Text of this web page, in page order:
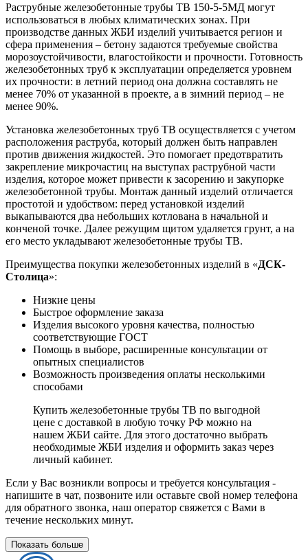
Раструбные железобетонные трубы ТВ 150-5-5МД могут
использоваться в любых климатических зонах. При
производстве данных ЖБИ изделий учитывается регион и
сфера применения – бетону задаются требуемые свойства
морозоустойчивости, влагостойкости и прочности. Готовность
железобетонных труб к эксплуатации определяется уровнем
их прочности: в летний период она должна составлять не
менее 70% от указанной в проекте, а в зимний период – не
менее 90%.
Установка железобетонных труб ТВ осуществляется с учетом
расположения раструба, который должен быть направлен
против движения жидкостей. Это помогает предотвратить
закрепление микрочастиц на выступах раструбной части
изделия, которое может привести к засорению и закупорке
железобетонной трубы. Монтаж данный изделий отличается
простотой и удобством: перед установкой изделий
выкапываются два небольших котлована в начальной и
конченой точке. Далее режущим щитом удаляется грунт, а на
его место укладывают железобетонные трубы ТВ.
Преимущества покупки железобетонных изделий в «ДСК-
Столица»:
Низкие цены
Быстрое оформление заказа
Изделия высокого уровня качества, полностью
соответствующие ГОСТ
Помощь в выборе, расширенные консультации от
опытных специалистов
Возможность произведения оплаты несколькими
способами
Купить железобетонные трубы ТВ по выгодной
цене с доставкой в любую точку РФ можно на
нашем ЖБИ сайте. Для этого достаточно выбрать
необходимые ЖБИ изделия и оформить заказ через
личный кабинет.
Если у Вас возникли вопросы и требуется консультация -
напишите в чат, позвоните или оставьте свой номер телефона
для обратного звонка, наш оператор свяжется с Вами в
течение нескольких минут.
Показать больше